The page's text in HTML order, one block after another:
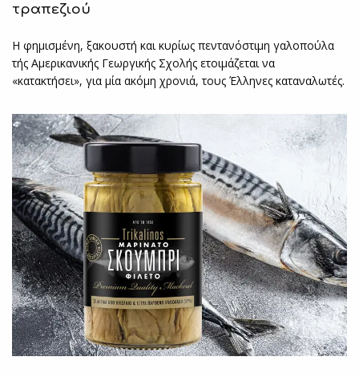
τραπεζιού
Η φημισμένη, ξακουστή και κυρίως πεντανόστιμη γαλοπούλα
τής Αμερικανικής Γεωργικής Σχολής ετοιμάζεται να
«κατακτήσει», για μία ακόμη χρονιά, τους Έλληνες καταναλωτές.